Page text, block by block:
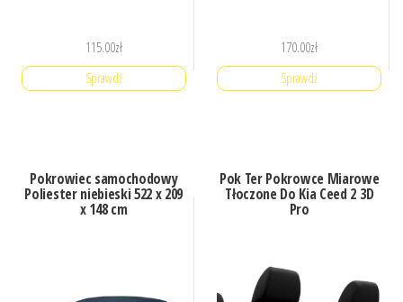
115.00zł
Sprawdź
170.00zł
Sprawdź
Pokrowiec samochodowy
Poliester niebieski 522 x 209
x 148 cm
Pok Ter Pokrowce Miarowe
Tłoczone Do Kia Ceed 2 3D
Pro